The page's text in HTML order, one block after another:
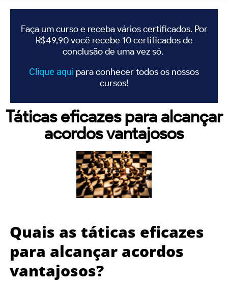
Faça um curso e receba vários certificados. Por
R$49,90 você recebe 10 certificados de
conclusão de uma vez só.
Clique aqui para conhecer todos os nossos
cursos!
Táticas eficazes para alcançar
acordos vantajosos
Quais as táticas eficazes
para alcançar acordos
vantajosos?